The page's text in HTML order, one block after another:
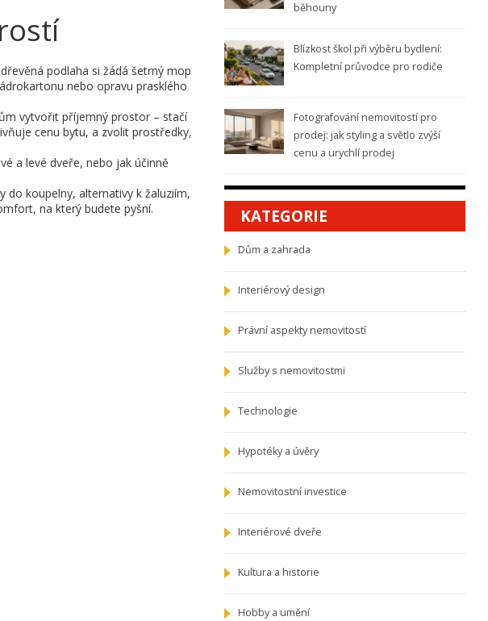
podlaha si žádá šetrný mop
nebo opravu prasklého
vytvořit příjemný prostor – stačí
cenu bytu, a zvolit prostředky,
a levé dveře, nebo jak účinně
do koupelny, alternativy k žaluziím,
na který budete pyšní.
běhouny
Blízkost škol při výběru bydlení:
Kompletní průvodce pro rodiče
Fotografování nemovitostí pro
prodej: jak styling a světlo zvýší
cenu a urychlí prodej
KATEGORIE
Dům a zahrada
Interiérový design
Právní aspekty nemovitostí
Služby s nemovitostmi
Technologie
Hypotéky a úvěry
Nemovitostní investice
Interiérové dveře
Kultura a historie
Hobby a umění